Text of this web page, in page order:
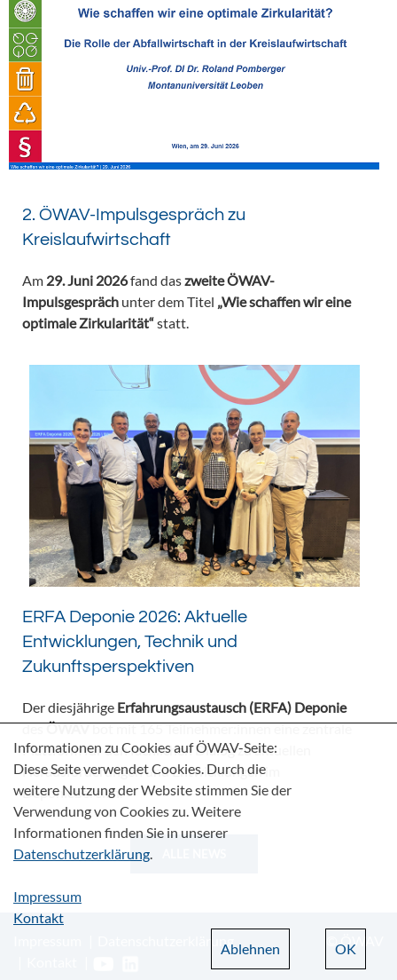
2. ÖWAV-Impulsgespräch zu
Kreislaufwirtschaft
Am 29. Juni 2026fand daszweite ÖWAV-
Impulsgespräch unter dem Titel „Wie schaffen wir eine
optimale Zirkularität“statt.
ERFA Deponie 2026: Aktuelle
Entwicklungen, Technik und
Zukunftsperspektiven
Der diesjährige Erfahrungsaustausch (ERFA) Deponie
desÖWAVbot mit 165 Teilnehmer:innen eine zentrale
Plattform für den fachlichen Dialog zu aktuellen
Herausforderungen und Entwicklungen im
Deponiebereich.
Datenschutzerklärung
© ÖWAV
Informationen zu Cookies auf ÖWAV-Seite:
Diese Seite verwendet Cookies. Durch die
weitere Nutzung der Website stimmen Sie der
Verwendung von Cookies zu. Weitere
Informationen finden Sie in unserer
Datenschutzerklärung.
Impressum
Kontakt
OK
Ablehnen